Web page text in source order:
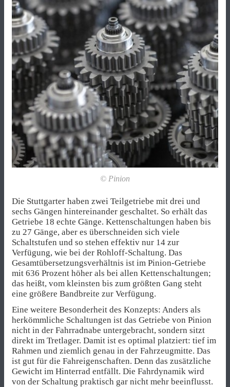
© Pinion
Die Stuttgarter haben zwei Teilgetriebe mit drei und
sechs Gängen hintereinander geschaltet. So erhält das
Getriebe 18 echte Gänge. Kettenschaltungen haben bis
zu 27 Gänge, aber es überschneiden sich viele
Schaltstufen und so stehen effektiv nur 14 zur
Verfügung, wie bei der Rohloff-Schaltung. Das
Gesamtübersetzungsverhältnis ist im Pinion-Getriebe
mit 636 Prozent höher als bei allen Kettenschaltungen;
das heißt, vom kleinsten bis zum größten Gang steht
eine größere Bandbreite zur Verfügung.
Eine weitere Besonderheit des Konzepts: Anders als
herkömmliche Schaltungen ist das Getriebe von Pinion
nicht in der Fahrradnabe untergebracht, sondern sitzt
direkt im Tretlager. Damit ist es optimal platziert: tief im
Rahmen und ziemlich genau in der Fahrzeugmitte. Das
ist gut für die Fahreigenschaften. Denn das zusätzliche
Gewicht im Hinterrad entfällt. Die Fahrdynamik wird
von der Schaltung praktisch gar nicht mehr beeinflusst.